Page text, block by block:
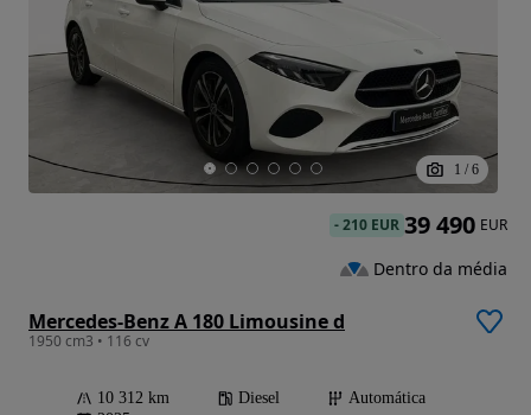
1 / 6
Mercedes-Benz A 180 Limousine d
1950 cm3 • 116 cv
10 312 km Diesel
Automática
-210 EUR 39 490 EUR
Dentro da média